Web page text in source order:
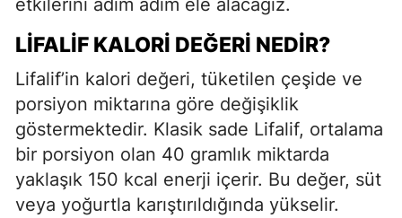
etkilerini adım adım ele alacağız.
LIFALIF KALORI DEĞERI NEDIR?
Lifalif’in kalori değeri, tüketilen çeşide ve
porsiyon miktarına göre değişiklik
göstermektedir. Klasik sade Lifalif, ortalama
bir porsiyon olan 40 gramlık miktarda
yaklaşık 150 kcal enerji içerir. Bu değer, süt
veya yoğurtla karıştırıldığında yükselir.